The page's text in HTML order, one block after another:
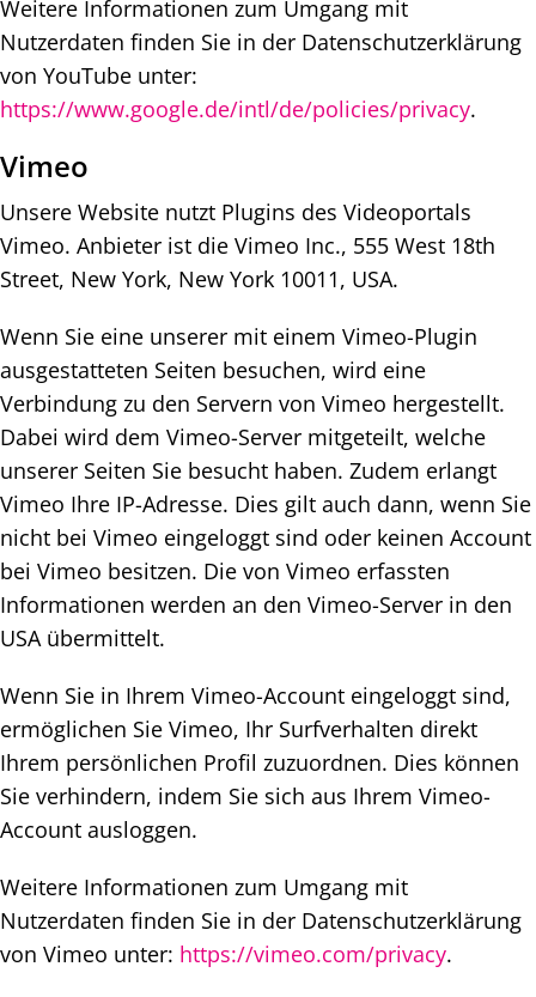
Weitere Informationen zum Umgang mit
Nutzerdaten finden Sie in der Datenschutzerklärung
von YouTube unter:
https://www.google.de/intl/de/policies/privacy.
Vimeo
Unsere Website nutzt Plugins des Videoportals
Vimeo. Anbieter ist die Vimeo Inc., 555 West 18th
Street, New York, New York 10011, USA.
Wenn Sie eine unserer mit einem Vimeo-Plugin
ausgestatteten Seiten besuchen, wird eine
Verbindung zu den Servern von Vimeo hergestellt.
Dabei wird dem Vimeo-Server mitgeteilt, welche
unserer Seiten Sie besucht haben. Zudem erlangt
Vimeo Ihre IP-Adresse. Dies gilt auch dann, wenn Sie
nicht bei Vimeo eingeloggt sind oder keinen Account
bei Vimeo besitzen. Die von Vimeo erfassten
Informationen werden an den Vimeo-Server in den
USA übermittelt.
Wenn Sie in Ihrem Vimeo-Account eingeloggt sind,
ermöglichen Sie Vimeo, Ihr Surfverhalten direkt
Ihrem persönlichen Profil zuzuordnen. Dies können
Sie verhindern, indem Sie sich aus Ihrem Vimeo-
Account ausloggen.
Weitere Informationen zum Umgang mit
Nutzerdaten finden Sie in der Datenschutzerklärung
von Vimeo unter: https://vimeo.com/privacy.